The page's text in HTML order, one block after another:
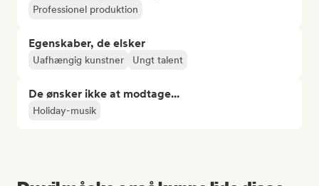
Professionel produktion
Egenskaber, de elsker
Uafhængig kunstner Ungt talent
De ønsker ikke at modtage...
Holiday-musik